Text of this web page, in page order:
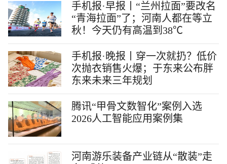
手机报·早报丨“兰州拉面”要改名
“青海拉面”了；河南人都在等立
秋！今天仍有高温到38℃
手机报·晚报丨穿一次就扔？低价
次抛衣销售火爆；于东来公布胖
东来未来三年规划
腾讯“甲骨文数智化”案例入选
2026人工智能应用案例集
河南游乐装备产业链从“散装”走